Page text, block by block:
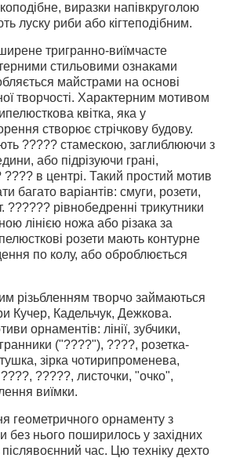
виразки напівкруголою
луску риби або кігтеподібним.
тригранно-виїмчасте
стильовими ознаками
майстрами на основі
творчості. Характерним мотивом
квітка, яка у
створює стрічкову будову.
????? стамескою, заглиблюючи з
або підрізуючи грані,
в центрі. Такий простий мотив
багато варіантів: смуги, розети,
?????? рівнобедренні трикутники
лінією ножа або різака за
розети мають контурне
по колу, або оброблюється
різьбленням творчо займаються
Кучер, Кадельчук, Дежкова.
орнаментів: лінії, зубчики,
("????"), ????, розетка-
зірка чотирипроменева,
?????, листочки, "очко",
виїмки.
геометричного орнаменту з
без нього поширилось у західних
час. Цю техніку дехто